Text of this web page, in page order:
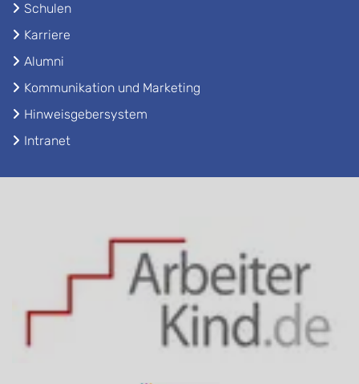
Schulen
Karriere
Alumni
Kommunikation und Marketing
Hinweisgebersystem
Intranet